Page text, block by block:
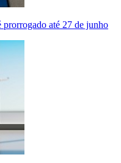
prorrogado até 27 de junho